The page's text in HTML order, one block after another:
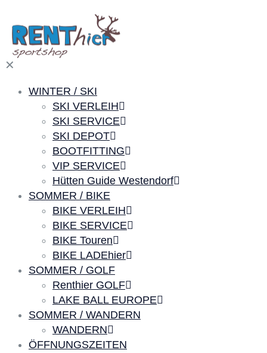
✕
WINTER / SKI
SKI VERLEIH
SKI SERVICE
SKI DEPOT
BOOTFITTING
VIP SERVICE
Hütten Guide Westendorf
SOMMER / BIKE
BIKE VERLEIH
BIKE SERVICE
BIKE Touren
BIKE LADEhier
SOMMER / GOLF
Renthier GOLF
LAKE BALL EUROPE
SOMMER / WANDERN
WANDERN
ÖFFNUNGSZEITEN